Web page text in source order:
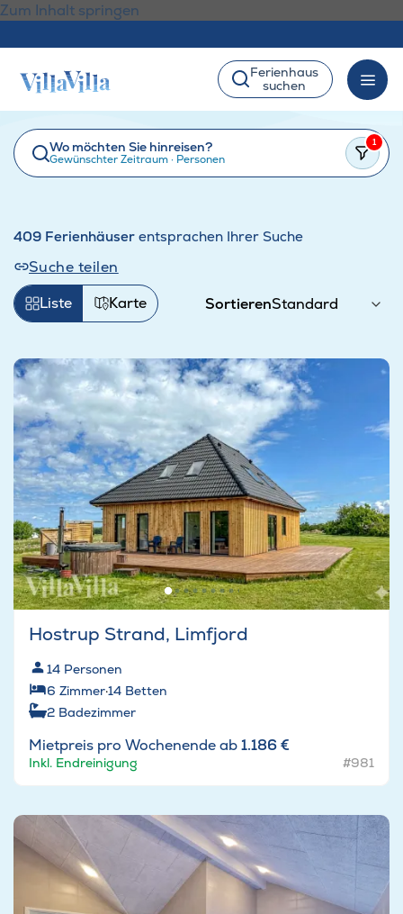
Zum Inhalt springen
Ferienhaus
suchen
Wo möchten Sie hinreisen?
Gewünschter Zeitraum· Personen
1
409 Ferienhäuser entsprachen Ihrer Suche
Suche teilen
Sortieren
Liste Karte
Hostrup Strand, Limfjord
14 Personen
6 Zimmer·14 Betten
2 Badezimmer
Mietpreis pro Wochenende ab1.186 €
Inkl. Endreinigung #981